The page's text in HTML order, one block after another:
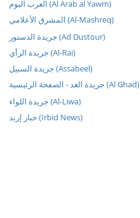
العرب اليوم (Al Arab al Yawm)
المشرق الأعلامي (Al-Mashreq)
جريدة الدستور (Ad Dustour)
جريدة الرأي (Al-Rai)
جريدة السبيل (Assabeel)
جريدة الغد - الصفحة الرئيسية (Al Ghad)
جريدة اللواء (Al-Liwa)
خبار إربد (Irbid News)